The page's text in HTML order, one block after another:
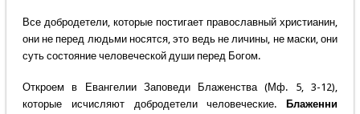
Все добродетели, которые постигает православный христианин,
они не перед людьми носятся, это ведь не личины, не маски, они
суть состояние человеческой души перед Богом.
Откроем в Евангелии Заповеди Блаженства (Мф. 5, 3-12),
которые исчисляют добродетели человеческие.
Блаженни